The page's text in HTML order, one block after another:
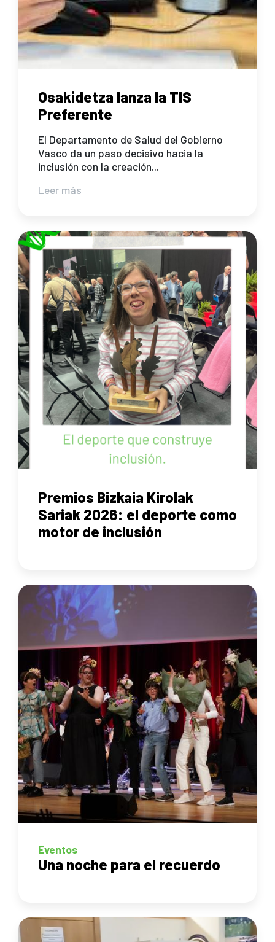
Osakidetza lanza la TIS
Preferente
El Departamento de Salud del Gobierno
Vasco da un paso decisivo hacia la
inclusión con la creación...
Leer más
Premios Bizkaia Kirolak
Sariak 2026: el deporte como
motor de inclusión
Eventos
Una noche para el recuerdo